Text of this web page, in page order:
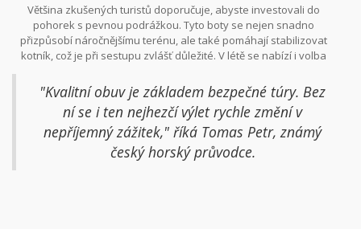
obuv, která může poskytnout trakci na různých površích, od
suchých kamenitých stezek po podmáčené horské svahy.
Většina zkušených turistů doporučuje, abyste investovali do
pohorek s pevnou podrážkou. Tyto boty se nejen snadno
přizpůsobí náročnějšímu terénu, ale také pomáhají stabilizovat
kotník, což je při sestupu zvlášť důležité. V létě se nabízí i volba
ventilace, aby nohy zůstaly suché a pohodlné.
"Kvalitní obuv je základem bezpečné túry. Bez
ní se i ten nejhezčí výlet rychle změní v
nepříjemný zážitek," říká Tomas Petr, známý
český horský průvodce.